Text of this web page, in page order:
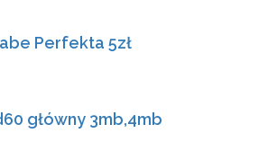
Perfekta 5zł
główny 3mb,4mb